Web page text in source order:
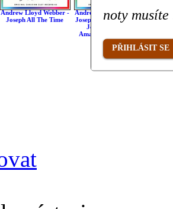
Andrew Lloyd Webber -
Joseph All The Time
Andrew Lloyd Webber -
Joseph's Dreams (from
Joseph And The
Amazing Technicolor
Dreamcoat)
Andrew
Light
noty
PŘIHLÁSIT SE